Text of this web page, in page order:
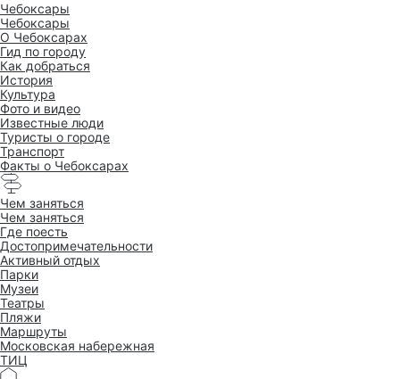
Чебоксары
Чебоксары
O Чебоксарах
Гид по городу
Как добраться
История
Культура
Фото и видео
Известные люди
Туристы о городе
Транспорт
Факты о Чебоксарах
Чем заняться
Чем заняться
Где поесть
Достопримеча­тельности
Активный отдых
Парки
Музеи
Театры
Пляжи
Маршруты
Московская набережная
ТИЦ